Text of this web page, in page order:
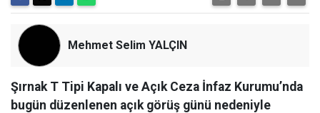
Mehmet Selim YALÇIN
Şırnak T Tipi Kapalı ve Açık Ceza İnfaz Kurumu’nda
bugün düzenlenen açık görüş günü nedeniyle